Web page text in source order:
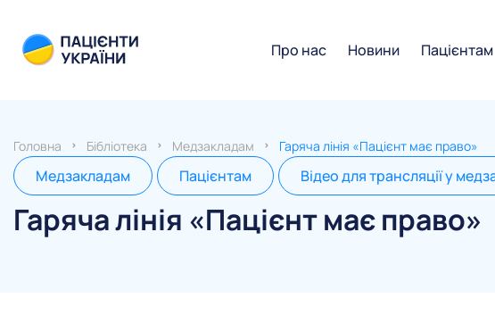
Про нас Новини Пацієнтам
Головна Бібліотека Медзакладам Гаряча лінія «Пацієнт має право»
Медзакладам Пацієнтам Відео для трансляції у
Гаряча лінія «Пацієнт має право»